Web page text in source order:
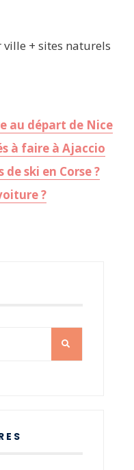
+ sites naturels
au départ de Nice
à faire à Ajaccio
ski en Corse ?
?